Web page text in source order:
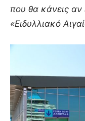
που θα κάνεις αν
«Ειδυλλιακό